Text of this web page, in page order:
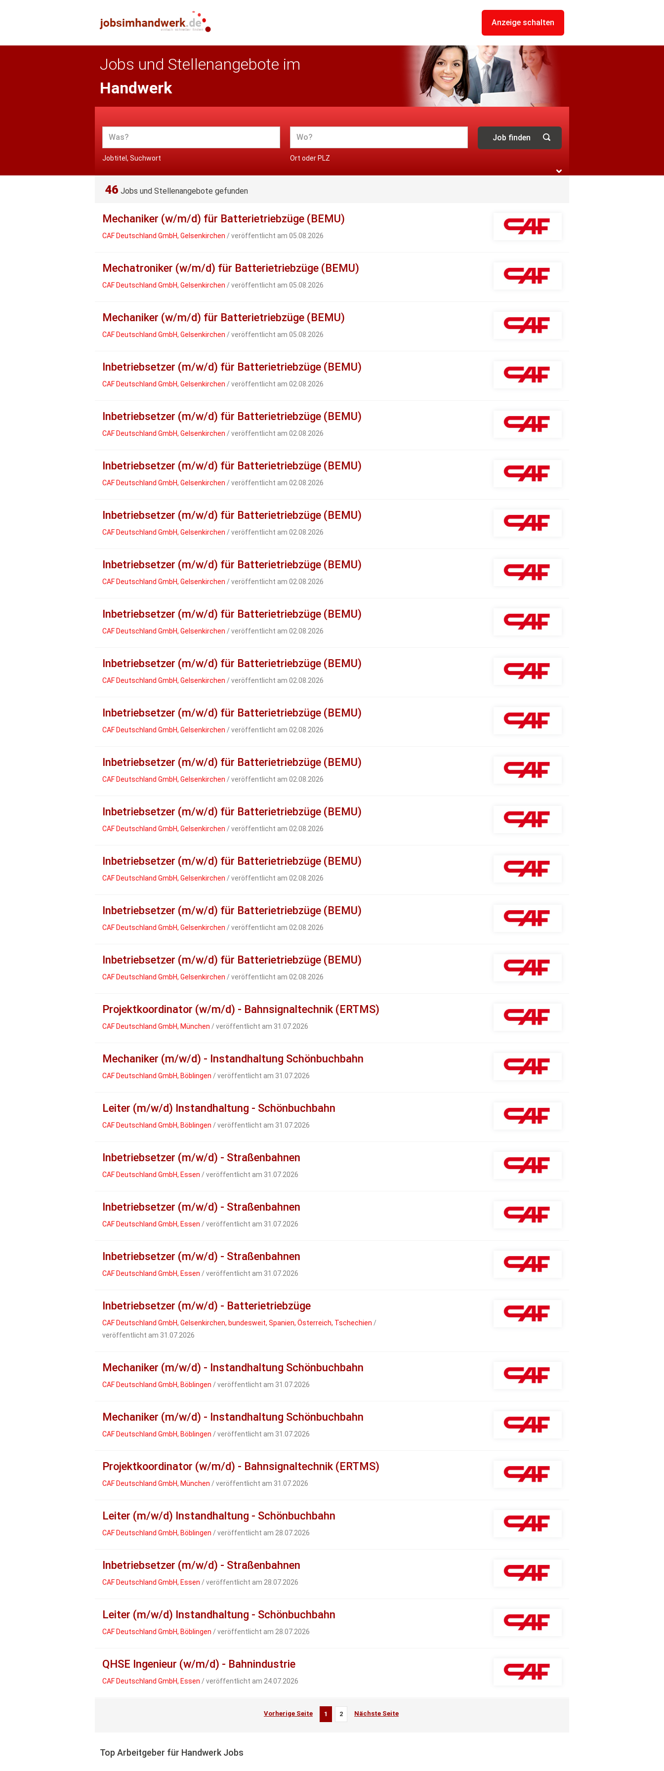
Anzeige schalten
Jobs und Stellenangebote im
Handwerk
Jobtitel, Suchwort Ort oder PLZ
46 Jobs und Stellenangebote gefunden
Mechaniker (w/m/d) für Batterietriebzüge (BEMU)
CAF Deutschland GmbH, Gelsenkirchen / veröffentlicht am 05.08.2026
Mechatroniker (w/m/d) für Batterietriebzüge (BEMU)
CAF Deutschland GmbH, Gelsenkirchen / veröffentlicht am 05.08.2026
Mechaniker (w/m/d) für Batterietriebzüge (BEMU)
CAF Deutschland GmbH, Gelsenkirchen / veröffentlicht am 05.08.2026
Inbetriebsetzer (m/w/d) für Batterietriebzüge (BEMU)
CAF Deutschland GmbH, Gelsenkirchen / veröffentlicht am 02.08.2026
Inbetriebsetzer (m/w/d) für Batterietriebzüge (BEMU)
CAF Deutschland GmbH, Gelsenkirchen / veröffentlicht am 02.08.2026
Inbetriebsetzer (m/w/d) für Batterietriebzüge (BEMU)
CAF Deutschland GmbH, Gelsenkirchen / veröffentlicht am 02.08.2026
Inbetriebsetzer (m/w/d) für Batterietriebzüge (BEMU)
CAF Deutschland GmbH, Gelsenkirchen / veröffentlicht am 02.08.2026
Inbetriebsetzer (m/w/d) für Batterietriebzüge (BEMU)
CAF Deutschland GmbH, Gelsenkirchen / veröffentlicht am 02.08.2026
Inbetriebsetzer (m/w/d) für Batterietriebzüge (BEMU)
CAF Deutschland GmbH, Gelsenkirchen / veröffentlicht am 02.08.2026
Inbetriebsetzer (m/w/d) für Batterietriebzüge (BEMU)
CAF Deutschland GmbH, Gelsenkirchen / veröffentlicht am 02.08.2026
Inbetriebsetzer (m/w/d) für Batterietriebzüge (BEMU)
CAF Deutschland GmbH, Gelsenkirchen / veröffentlicht am 02.08.2026
Inbetriebsetzer (m/w/d) für Batterietriebzüge (BEMU)
CAF Deutschland GmbH, Gelsenkirchen / veröffentlicht am 02.08.2026
Inbetriebsetzer (m/w/d) für Batterietriebzüge (BEMU)
CAF Deutschland GmbH, Gelsenkirchen / veröffentlicht am 02.08.2026
Inbetriebsetzer (m/w/d) für Batterietriebzüge (BEMU)
CAF Deutschland GmbH, Gelsenkirchen / veröffentlicht am 02.08.2026
Inbetriebsetzer (m/w/d) für Batterietriebzüge (BEMU)
CAF Deutschland GmbH, Gelsenkirchen / veröffentlicht am 02.08.2026
Inbetriebsetzer (m/w/d) für Batterietriebzüge (BEMU)
CAF Deutschland GmbH, Gelsenkirchen / veröffentlicht am 02.08.2026
Projektkoordinator (w/m/d) - Bahnsignaltechnik (ERTMS)
CAF Deutschland GmbH, München / veröffentlicht am 31.07.2026
Mechaniker (m/w/d) - Instandhaltung Schönbuchbahn
CAF Deutschland GmbH, Böblingen / veröffentlicht am 31.07.2026
Leiter (m/w/d) Instandhaltung - Schönbuchbahn
CAF Deutschland GmbH, Böblingen / veröffentlicht am 31.07.2026
Inbetriebsetzer (m/w/d) - Straßenbahnen
CAF Deutschland GmbH, Essen / veröffentlicht am 31.07.2026
Inbetriebsetzer (m/w/d) - Straßenbahnen
CAF Deutschland GmbH, Essen / veröffentlicht am 31.07.2026
Inbetriebsetzer (m/w/d) - Straßenbahnen
CAF Deutschland GmbH, Essen / veröffentlicht am 31.07.2026
Inbetriebsetzer (m/w/d) - Batterietriebzüge
CAF Deutschland GmbH, Gelsenkirchen, bundesweit, Spanien, Österreich, Tschechien /
veröffentlicht am 31.07.2026
Mechaniker (m/w/d) - Instandhaltung Schönbuchbahn
CAF Deutschland GmbH, Böblingen / veröffentlicht am 31.07.2026
Mechaniker (m/w/d) - Instandhaltung Schönbuchbahn
CAF Deutschland GmbH, Böblingen / veröffentlicht am 31.07.2026
Projektkoordinator (w/m/d) - Bahnsignaltechnik (ERTMS)
CAF Deutschland GmbH, München / veröffentlicht am 31.07.2026
Leiter (m/w/d) Instandhaltung - Schönbuchbahn
CAF Deutschland GmbH, Böblingen / veröffentlicht am 28.07.2026
Inbetriebsetzer (m/w/d) - Straßenbahnen
CAF Deutschland GmbH, Essen / veröffentlicht am 28.07.2026
Leiter (m/w/d) Instandhaltung - Schönbuchbahn
CAF Deutschland GmbH, Böblingen / veröffentlicht am 28.07.2026
QHSE Ingenieur (w/m/d) - Bahnindustrie
CAF Deutschland GmbH, Essen / veröffentlicht am 24.07.2026
Vorherige Seite 1 2 Nächste Seite
Top Arbeitgeber für Handwerk Jobs